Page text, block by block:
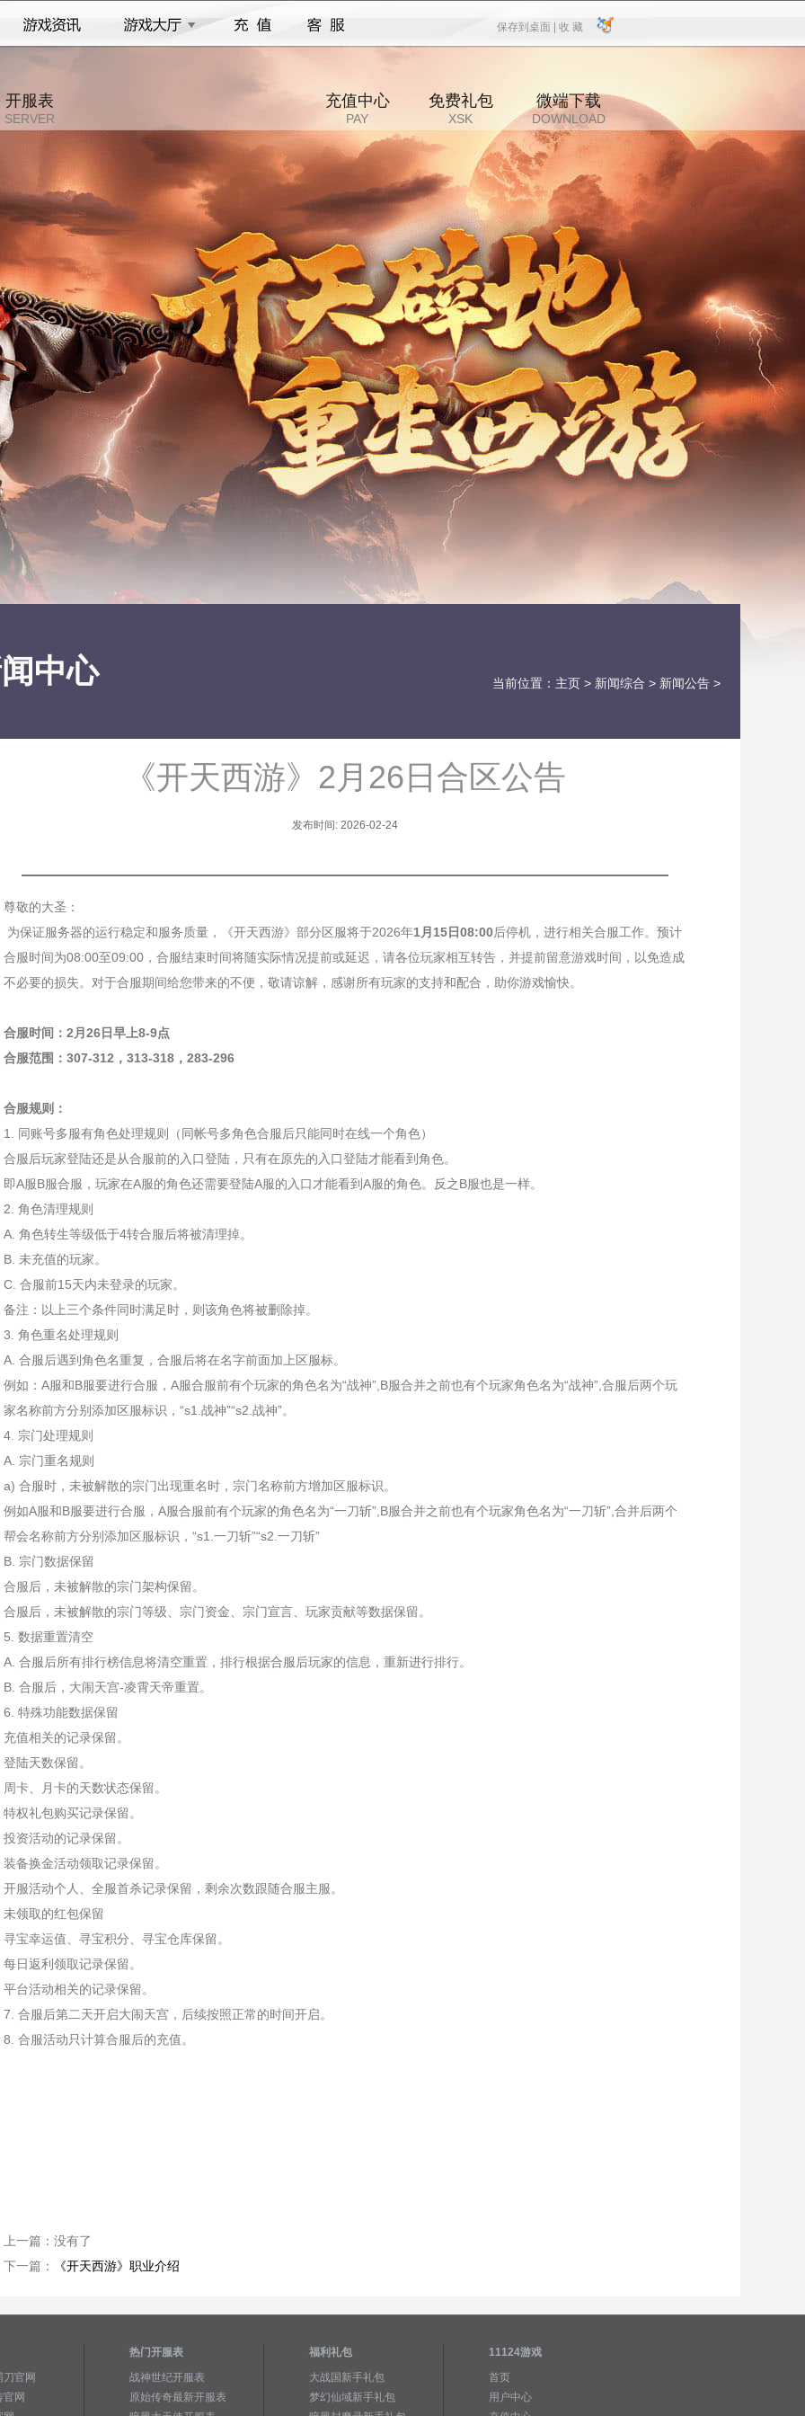
保存到桌面 |
保存到桌面 收 藏
收 藏
开服表
SERVER
充值中心
PAY
免费礼包
XSK
微端下载
DOWNLOAD
中心 当前位置： 主页 > 新闻综合 > 新闻公告 >
《开天西游》2月26日合区公告
发布时间: 2026-02-24
尊敬的大圣：
为保证服务器的运行稳定和服务质量，《开天西游》部分区服将于2026年1月15日08:00后停机，进行相关合服工作。预计
合服时间为08:00至09:00，合服结束时间将随实际情况提前或延迟，请各位玩家相互转告，并提前留意游戏时间，以免造成
不必要的损失。对于合服期间给您带来的不便，敬请谅解，感谢所有玩家的支持和配合，助你游戏愉快。
合服时间：2月26日早上8-9点
合服范围：307-312，313-318，283-296
合服规则：
1. 同账号多服有角色处理规则（同帐号多角色合服后只能同时在线一个角色）
合服后玩家登陆还是从合服前的入口登陆，只有在原先的入口登陆才能看到角色。
即A服B服合服，玩家在A服的角色还需要登陆A服的入口才能看到A服的角色。反之B服也是一样。
2. 角色清理规则
A. 角色转生等级低于4转合服后将被清理掉。
B. 未充值的玩家。
C. 合服前15天内未登录的玩家。
备注：以上三个条件同时满足时，则该角色将被删除掉。
3. 角色重名处理规则
A. 合服后遇到角色名重复，合服后将在名字前面加上区服标。
例如：A服和B服要进行合服，A服合服前有个玩家的角色名为“战神”,B服合并之前也有个玩家角色名为“战神”,合服后两个玩
家名称前方分别添加区服标识，“s1.战神”“s2.战神”。
4. 宗门处理规则
A. 宗门重名规则
a) 合服时，未被解散的宗门出现重名时，宗门名称前方增加区服标识。
例如A服和B服要进行合服，A服合服前有个玩家的角色名为“一刀斩”,B服合并之前也有个玩家角色名为“一刀斩”,合并后两个
帮会名称前方分别添加区服标识，“s1.一刀斩”“s2.一刀斩”
B. 宗门数据保留
合服后，未被解散的宗门架构保留。
合服后，未被解散的宗门等级、宗门资金、宗门宣言、玩家贡献等数据保留。
5. 数据重置清空
A. 合服后所有排行榜信息将清空重置，排行根据合服后玩家的信息，重新进行排行。
B. 合服后，大闹天宫-凌霄天帝重置。
6. 特殊功能数据保留
充值相关的记录保留。
登陆天数保留。
周卡、月卡的天数状态保留。
特权礼包购买记录保留。
投资活动的记录保留。
装备换金活动领取记录保留。
开服活动个人、全服首杀记录保留，剩余次数跟随合服主服。
未领取的红包保留
寻宝幸运值、寻宝积分、寻宝仓库保留。
每日返利领取记录保留。
平台活动相关的记录保留。
7. 合服后第二天开启大闹天宫，后续按照正常的时间开启。
8. 合服活动只计算合服后的充值。
上一篇： 没有了
下一篇：
《开天西游》职业介绍
刀官网
官网
热门开服表
战神世纪开服表
原始传奇最新开服表
福利礼包
大战国新手礼包
梦幻仙域新手礼包
11124游戏
首页
用户中心